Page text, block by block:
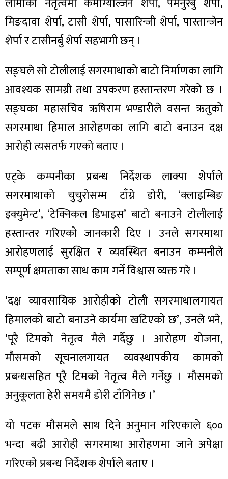
मिङदावा शेर्पा, टासी शेर्पा, पासारिन्जी शेर्पा, पास्तान्जेन
शेर्पा र टासीनर्बु शेर्पा सहभागी छन् ।
सङ्घले सो टोलीलाई सगरमाथाको बाटो निर्माणका लागि
आवश्यक सामग्री तथा उपकरण हस्तान्तरण गरेको छ ।
सङ्घका महासचिव ऋषिराम भण्डारीले वसन्त ऋतुको
सगरमाथा हिमाल आरोहणका लागि बाटो बनाउन दक्ष
आरोही त्यसतर्फ गएको बताए ।
एट्के कम्पनीका प्रबन्ध निर्देशक लाक्पा शेर्पाले
सगरमाथाको चुचुरोसम्म टाँग्ने डोरी, ‘क्लाइम्बिङ
इक्युमेन्ट’, ‘टेक्निकल डिभाइस’ बाटो बनाउने टोलीलाई
हस्तान्तर गरिएको जानकारी दिए । उनले सगरमाथा
आरोहणलाई सुरक्षित र व्यवस्थित बनाउन कम्पनीले
सम्पूर्ण क्षमताका साथ काम गर्ने विश्वास व्यक्त गरे ।
‘दक्ष व्यावसायिक आरोहीको टोली सगरमाथालगायत
हिमालको बाटो बनाउने कार्यमा खटिएको छ’, उनले भने,
‘पूरै टिमको नेतृत्व मैले गर्दैछु । आरोहण योजना,
मौसमको सूचनालगायत व्यवस्थापकीय कामको
प्रबन्धसहित पूरै टिमको नेतृत्व मैले गर्नेछु । मौसमको
अनुकूलता हेरी समयमै डोरी टाँगिनेछ ।’
यो पटक मौसमले साथ दिने अनुमान गरिएकाले ६००
भन्दा बढी आरोही सगरमाथा आरोहणमा जाने अपेक्षा
गरिएको प्रबन्ध निर्देशक शेर्पाले बताए ।